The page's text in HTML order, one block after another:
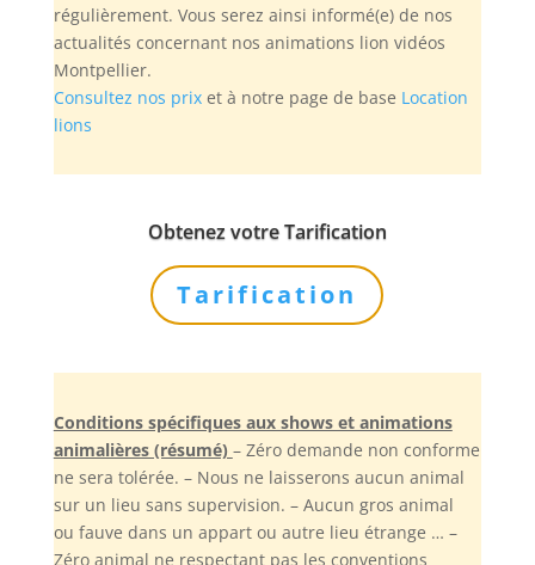
régulièrement. Vous serez ainsi informé(e) de nos
actualités concernant nos animations lion vidéos
Montpellier.
Consultez nos prixet à notre page de base Location
lions
Obtenez votre Tarification
Tarification
Conditions spécifiques aux shows et animations
animalières (résumé) – Zéro demande non conforme
ne sera tolérée. – Nous ne laisserons aucun animal
sur un lieu sans supervision. – Aucun gros animal
ou fauve dans un appart ou autre lieu étrange … –
Zéro animal ne respectant pas les conventions